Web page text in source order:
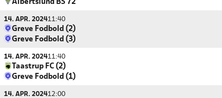
Albertslund BS 72
14. APR. 202411:40
Greve Fodbold (2)
Greve Fodbold (3)
14. APR. 202411:40
Taastrup FC (2)
Greve Fodbold (1)
14. APR. 202412:00